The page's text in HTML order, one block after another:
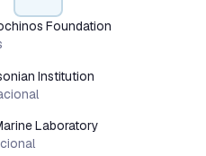
Foundation
Institution
Laboratory